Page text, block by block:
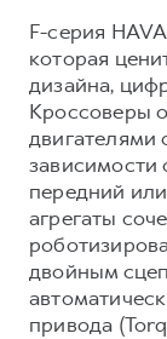
Коллекция
Коллекция
Коллекция
Коллекция
Коллекция
F-серия
которая
дизайна,
Кроссоверы
двигателями
зависимости
передний
агрегаты
двойным
привода